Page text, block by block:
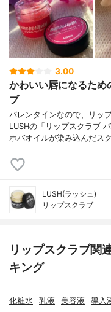
3.00
かわいい唇になるた
ブ
バレンタインなので、リッ
LUSHの「リップスクラブ
ホバオイルが染み込んだス
LUSH(ラッシュ)
リップスクラブ
リップスクラブ関
キング
化粧水 乳液 美容液 導入